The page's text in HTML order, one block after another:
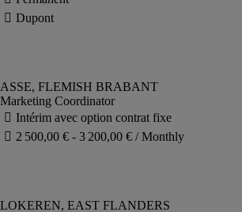
Marketing Coordinator